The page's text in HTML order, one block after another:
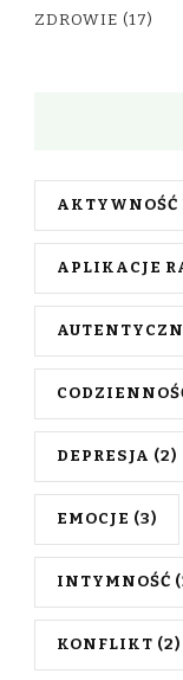
ZDROWIE (17)
APLIKACJE
DEPRESJA (2)
EMOCJE (3)
INTYMNOŚĆ
KONFLIKT (2)